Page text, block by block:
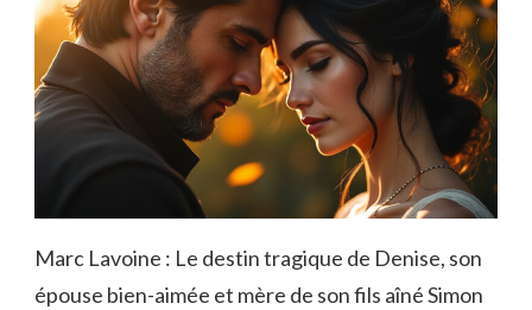
Marc Lavoine : Le destin tragique de Denise, son
épouse bien-aimée et mère de son fils aîné Simon